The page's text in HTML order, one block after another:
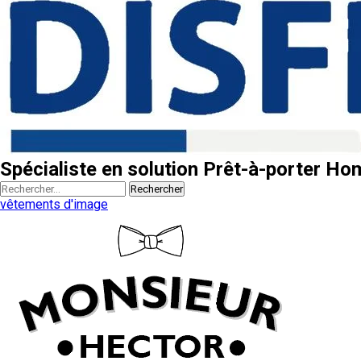
Spécialiste en solution Prêt-à-porter
Rechercher
vêtements d'image